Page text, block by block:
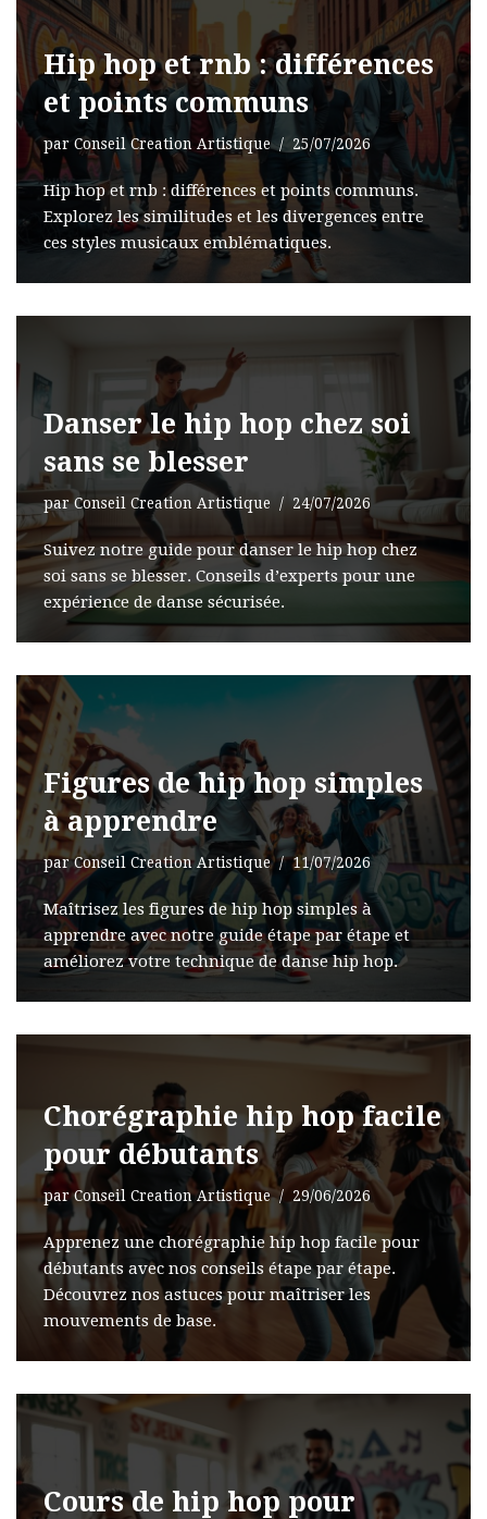
Hip hop et rnb : différences
et points communs
par Conseil Creation Artistique 25/07/2026
Hip hop et rnb : différences et points communs.
Explorez les similitudes et les divergences entre
ces styles musicaux emblématiques.
Danser le hip hop chez soi
sans se blesser
parConseil Creation Artistique 24/07/2026
Suivez notre guide pour danser le hip hop chez
soi sans se blesser. Conseils d’experts pour une
expérience de danse sécurisée.
Figures de hip hop simples
à apprendre
parConseil Creation Artistique 11/07/2026
Maîtrisez les figures de hip hop simples à
apprendre avec notre guide étape par étape et
améliorez votre technique de danse hip hop.
Chorégraphie hip hop facile
pour débutants
parConseil Creation Artistique 29/06/2026
Apprenez une chorégraphie hip hop facile pour
débutants avec nos conseils étape par étape.
Découvrez nos astuces pour maîtriser les
mouvements de base.
Cours de hip hop pour